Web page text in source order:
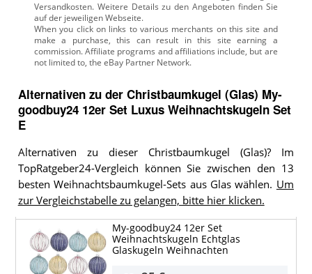
Versandkosten. Weitere Details zu den Angeboten finden Sie
auf der jeweiligen Webseite.
Alternativen zu der Christbaumkugel (Glas) My-
goodbuy24 12er Set Luxus Weihnachtskugeln Set
E
Alternativen zu dieser Christbaumkugel (Glas)? Im
TopRatgeber24-Vergleich können Sie zwischen den 13
besten Weihnachtsbaumkugel-Sets aus Glas wählen. Um
zur Vergleichstabelle zu gelangen, bitte hier klicken.
My-goodbuy24 12er Set
Weihnachtskugeln Echtglas
Glaskugeln Weihnachten